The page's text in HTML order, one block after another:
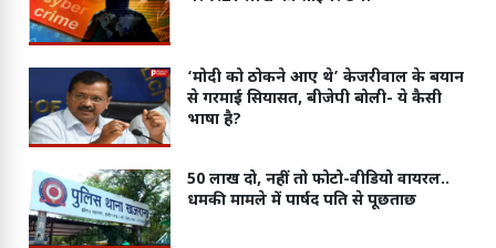
‘मोदी को ठोकने आए थे’ केजरीवाल के बयान
से गरमाई सियासत, बीजेपी बोली- ये कैसी
भाषा है?
50 लाख दो, नहीं तो फोटो-वीडियो वायरल..
धमकी मामले में पार्षद पति से पूछताछ